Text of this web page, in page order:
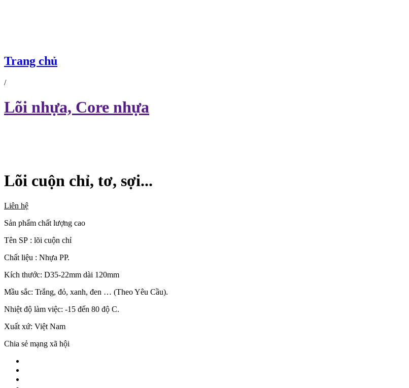
Trang chủ
/
Lõi nhựa, Core nhựa
Lõi cuộn chỉ, tơ, sợi...
Liên hệ
Sản phẩm chất lượng cao
Tên SP : lõi cuộn chỉ
Chất liệu : Nhựa PP.
Kích thước: D35-22mm dài 120mm
Mầu sắc: Trắng, đỏ, xanh, đen … (Theo Yêu Cầu).
Nhiệt độ làm việc: -15 đến 80 độ C.
Xuất xứ: Việt Nam
Chia sẻ mạng xã hội